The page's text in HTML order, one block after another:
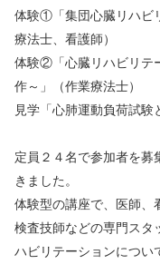
体験①「集団心臓リハビ
療法士、看護師）
体験②「心臓リハビリテ
作～」（作業療法士）
見学「心肺運動負荷試験
定員２４名で参加者を募
きました。
体験型の講座で、医師、
検査技師などの専門スタ
ハビリテーションについ